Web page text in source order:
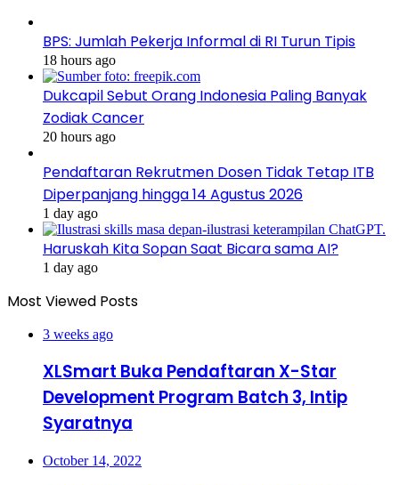
BPS: Jumlah Pekerja Informal di RI Turun Tipis
18 hours ago
Dukcapil Sebut Orang Indonesia Paling Banyak
Zodiak Cancer
20 hours ago
Pendaftaran Rekrutmen Dosen Tidak Tetap ITB
Diperpanjang hingga 14 Agustus 2026
1 day ago
Haruskah Kita Sopan Saat Bicara sama AI?
1 day ago
Most Viewed Posts
3 weeks ago
XLSmart Buka Pendaftaran X-Star
Development Program Batch 3, Intip
Syaratnya
October 14, 2022